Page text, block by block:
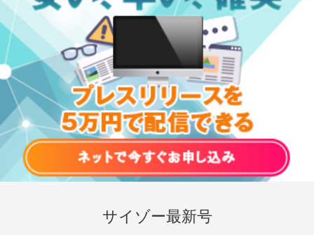
サイゾー最新号